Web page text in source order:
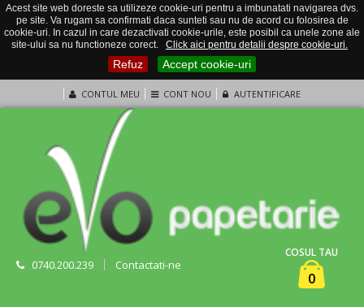
Acest site web doreste sa utilizeze cookie-uri pentru a imbunatati navigarea dvs.
pe site. Va rugam sa confirmati daca sunteti sau nu de acord cu folosirea de
cookie-uri. In cazul in care dezactivati cookie-urile, este posibil ca unele zone ale
site-ului sa nu functioneze corect.
Click aici pentru detalii despre cookie-uri.
Refuz Accept cookie-uri
CONTUL MEU CONT NOU AUTENTIFICARE
0740.200.239 Contactati-ne
COSUL TAU
0